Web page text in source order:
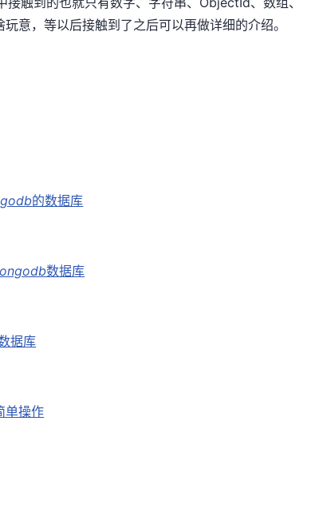
意，等以后接触到了之后可以再做详细的介绍。
的数据库
数据库
据库
单操作